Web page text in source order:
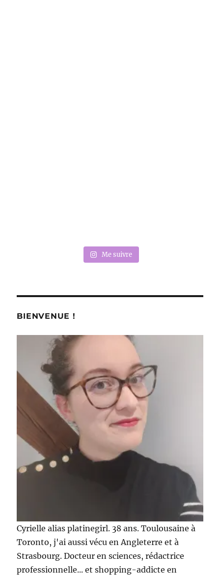
Me suivre
BIENVENUE !
Cyrielle alias platinegirl. 38 ans. Toulousaine à
Toronto, j'ai aussi vécu en Angleterre et à
Strasbourg. Docteur en sciences, rédactrice
professionnelle... et shopping-addicte en